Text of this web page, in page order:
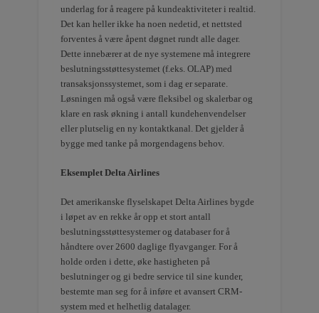
underlag for å reagere på kundeaktiviteter i realtid.
Det kan heller ikke ha noen nedetid, et nettsted
forventes å være åpent døgnet rundt alle dager.
Dette innebærer at de nye systemene må integrere
beslutningsstøttesystemet (f.eks. OLAP) med
transaksjonssystemet, som i dag er separate.
Løsningen må også være fleksibel og skalerbar og
klare en rask økning i antall kundehenvendelser
eller plutselig en ny kontaktkanal. Det gjelder å
bygge med tanke på morgendagens behov.
Eksemplet Delta Airlines
Det amerikanske flyselskapet Delta Airlines bygde
i løpet av en rekke år opp et stort antall
beslutningsstøttesystemer og databaser for å
håndtere over 2600 daglige flyavganger. For å
holde orden i dette, øke hastigheten på
beslutninger og gi bedre service til sine kunder,
bestemte man seg for å inføre et avansert CRM-
system med et helhetlig datalager.